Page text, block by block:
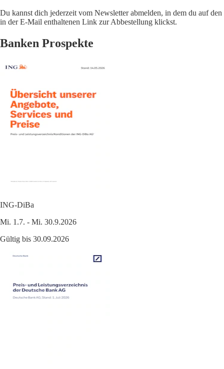
Du kannst dich jederzeit vom Newsletter abmelden, in dem du auf den
in der E-Mail enthaltenen Link zur Abbestellung klickst.
Banken Prospekte
ING-DiBa
Mi. 1.7. - Mi. 30.9.2026
Gültig bis 30.09.2026